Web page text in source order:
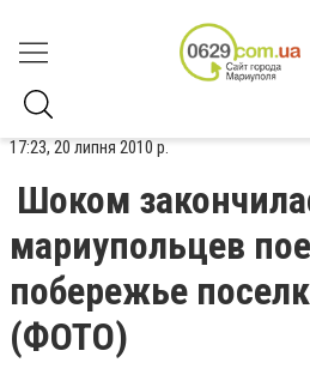
17:23, 20 липня 2010 р.
Шоком
мариупольцев
побережье
(ФОТО)